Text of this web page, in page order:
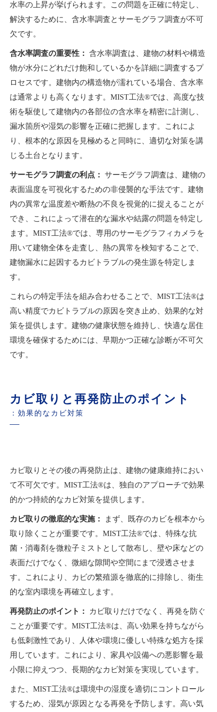
水率の上昇が挙げられます。この問題を正確に特定し、
解決するために、含水率調査とサーモグラフ調査が不可
欠です。
含水率調査の重要性： 含水率調査は、建物の材料や構造
物が水分にどれだけ飽和しているかを詳細に調査するプ
ロセスです。建物内の構造物が濡れている場合、含水率
は通常よりも高くなります。MIST工法®では、高度な技
術を駆使して建物内の各部位の含水率を精密に計測し、
漏水箇所や湿気の影響を正確に把握します。これによ
り、根本的な原因を見極めると同時に、適切な対策を講
じる土台となります。
サーモグラフ調査の利点： サーモグラフ調査は、建物の
表面温度を可視化するための非侵襲的な手法です。建物
内の異常な温度差や断熱の不良を視覚的に捉えることが
でき、これによって潜在的な漏水や結露の問題を特定し
ます。MIST工法®では、専用のサーモグラフィカメラを
用いて建物全体を走査し、熱の異常を検知することで、
建物漏水に起因するカビトラブルの発生源を特定しま
す。
これらの特定手法を組み合わせることで、MIST工法®は
高い精度でカビトラブルの原因を突き止め、効果的な対
策を提供します。建物の健康状態を維持し、快適な居住
環境を確保するためには、早期かつ正確な診断が不可欠
です。
カビ取りと再発防止のポイント
：効果的なカビ対策
カビ取りとその後の再発防止は、建物の健康維持におい
て不可欠です。MIST工法®は、独自のアプローチで効果
的かつ持続的なカビ対策を提供します。
カビ取りの徹底的な実施：
まず、既存のカビを根本から
取り除くことが重要です。MIST工法®では、特殊な抗
菌・消毒剤を微粒子ミストとして散布し、壁や床などの
表面だけでなく、微細な隙間や空間にまで浸透させま
す。これにより、カビの繁殖源を徹底的に排除し、衛生
的な室内環境を再確立します。
再発防止のポイント：
カビ取りだけでなく、再発を防ぐ
ことが重要です。MIST工法®は、高い効果を持ちながら
も低刺激性であり、人体や環境に優しい特殊な処方を採
用しています。これにより、家具や設備への悪影響を最
小限に抑えつつ、長期的なカビ対策を実現しています。
また、MIST工法®は環境中の湿度を適切にコントロール
するため、湿気が原因となる再発を予防します。高い気